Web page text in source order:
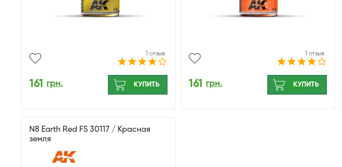
1 отзыв
161 грн. КУПИТЬ
1 отзыв
161 грн. КУПИТЬ
N8 Earth Red FS 30117 / Красная
земля